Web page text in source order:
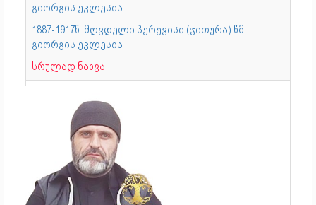
გიორგის ეკლესია
1887-1917წ. მღვდელი პერევისი (ჭითურა) წმ.
გიორგის ეკლესია
სრულად ნახვა